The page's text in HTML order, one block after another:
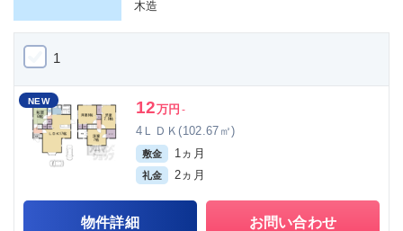
木造
1
NEW 12万円 -
4ＬＤＫ(102.67㎡)
敷金 1ヵ月
礼金 2ヵ月
物件詳細 お問い合わせ